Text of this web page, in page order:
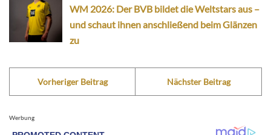
WM 2026: Der BVB bildet die Weltstars aus –
und schaut ihnen anschließend beim Glänzen
zu
Vorheriger Beitrag Nächster Beitrag
Werbung